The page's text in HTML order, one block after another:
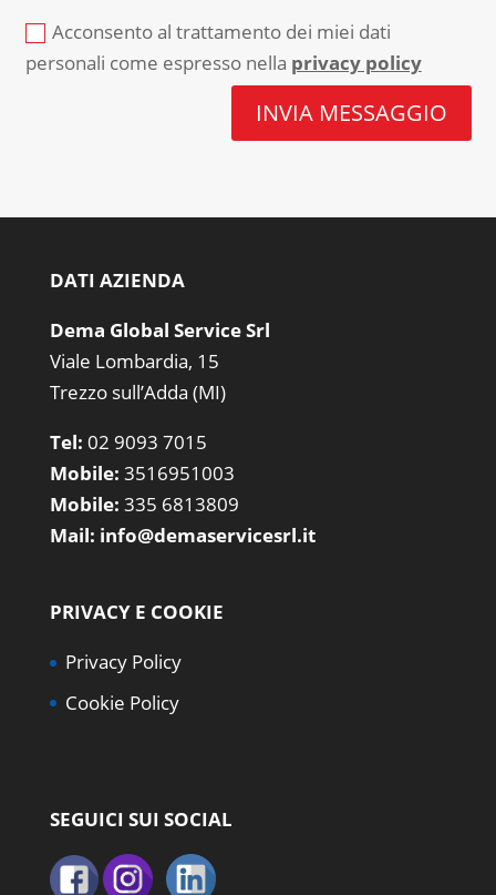
Acconsento al trattamento dei miei dati
personali come espresso nella privacy policy
INVIA MESSAGGIO
DATI AZIENDA
Dema Global Service Srl
Viale Lombardia, 15
Trezzo sull’Adda (MI)
Tel: 02 9093 7015
Mobile: 3516951003
Mobile: 335 6813809
Mail: info@demaservicesrl.it
PRIVACY E COOKIE
Privacy Policy
Cookie Policy
SEGUICI SUI SOCIAL